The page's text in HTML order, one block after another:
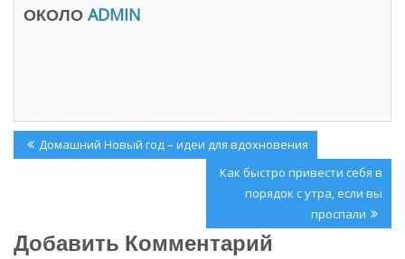
в
о
н
о
ОКОЛО ADMIN
Навигация
по
Previous
Post:
Домашний Новый год – идеи для вдохновения
Next
Post:
Как быстро привести себя в
порядок с утра, если вы
проспали
Добавить Комментарий